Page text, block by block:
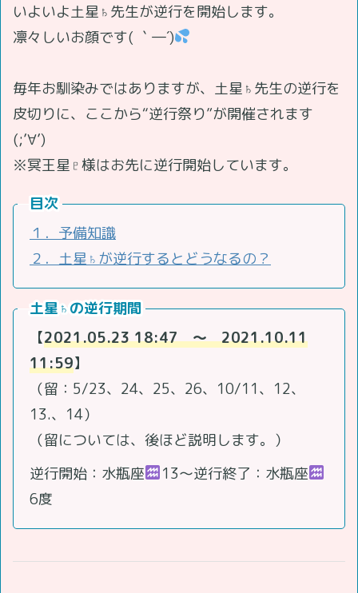
いよいよ土星♄先生が逆行を開始します。
凛々しいお顔です( ｀―´)
毎年お馴染みではありますが、土星♄先生の逆行を
皮切りに、ここから“逆行祭り”が開催されます
(;’∀’)
※冥王星♇様はお先に逆行開始しています。
目次
１．予備知識
２．土星♄が逆行するとどうなるの？
土星♄の逆行期間
【2021.05.23 18:47 ～ 2021.10.11
11:59】
（留：5/23、24、25、26、10/11、12、
13.、14）
（留については、後ほど説明します。）
逆行開始：水瓶座
13～逆行終了：水瓶座
6度